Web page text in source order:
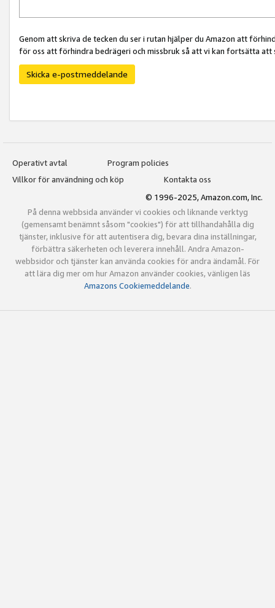
Genom att skriva de tecken du ser i rutan hjälper du Amazon att
för oss att förhindra bedrägeri och missbruk så att vi kan fortsätta
Skicka e-postmeddelande
Operativt avtal
Program policies
Villkor för användning och köp
Kontakta oss
© 1996-2025, Amazon.com, Inc.
På denna webbsida använder vi cookies och liknande verktyg
(gemensamt benämnt såsom "cookies") för att tillhandahålla dig
tjänster, inklusive för att autentisera dig, bevara dina inställningar,
förbättra säkerheten och leverera innehåll. Andra Amazon-
webbsidor och tjänster kan använda cookies för andra ändamål. För
att lära dig mer om hur Amazon använder cookies, vänligen läs
Amazons Cookiemeddelande.